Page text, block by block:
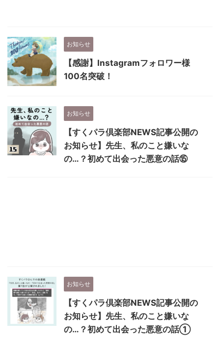
お知らせ
【感謝】Instagramフォロワー様
100名突破！
お知らせ
【すくパラ倶楽部NEWS記事公開の
お知らせ】先生、私のこと嫌いな
の…？初めて出会った悪意の話⑮
お知らせ
【すくパラ倶楽部NEWS記事公開の
お知らせ】先生、私のこと嫌いな
の…？初めて出会った悪意の話①